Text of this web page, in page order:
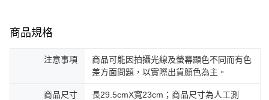
商品規格
注意事項
商品可能因拍攝光線及螢幕顯色不同而有色
差方面問題，以實際出貨顏色為主。
商品尺寸
長29.5cmX寬23cm；商品尺寸為人工測